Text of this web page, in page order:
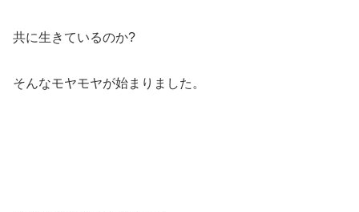
共に生きているのか?
そんなモヤモヤが始まりました。